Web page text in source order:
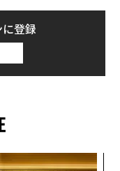
。均一にならされ
学習を行うような
る子どもたちが未
もたちは、果たし
知の課題が続出す
「メリット」にす
登録